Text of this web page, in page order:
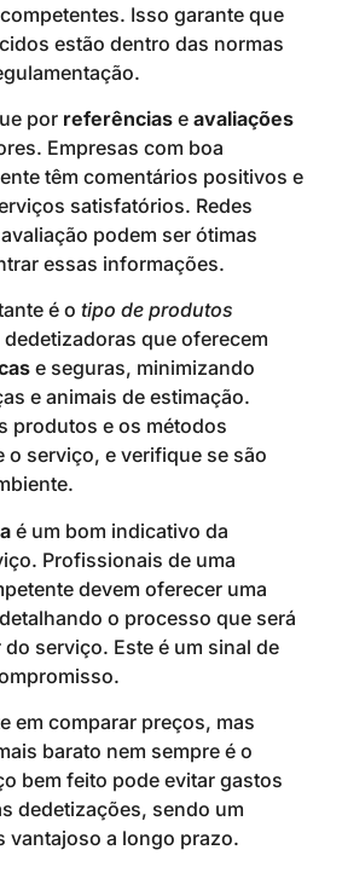
Isso garante que
estão dentro das normas
por referências e avaliações
Empresas com boa
têm comentários positivos e
satisfatórios. Redes
podem ser ótimas
essas informações.
é o tipo de produtos
que oferecem
e seguras, minimizando
e animais de estimação.
produtos e os métodos
o serviço, e verifique se são
é um bom indicativo da
Profissionais de uma
devem oferecer uma
o processo que será
serviço. Este é um sinal de
em comparar preços, mas
barato nem sempre é o
bem feito pode evitar gastos
dedetizações, sendo um
vantajoso a longo prazo.